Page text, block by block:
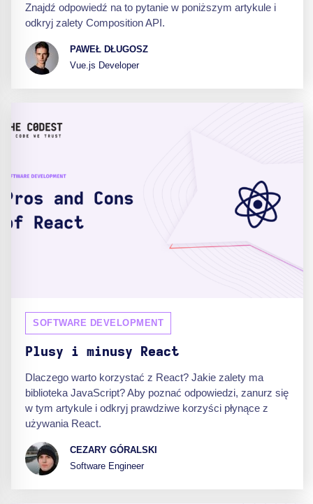
Znajdź odpowiedź na to pytanie w poniższym artykule i
odkryj zalety Composition API.
PAWEŁ DŁUGOSZ
Vue.js Developer
SOFTWARE DEVELOPMENT
Plusy i minusy React
Dlaczego warto korzystać z React? Jakie zalety ma
biblioteka JavaScript? Aby poznać odpowiedzi, zanurz się
w tym artykule i odkryj prawdziwe korzyści płynące z
używania React.
CEZARY GÓRALSKI
Software Engineer